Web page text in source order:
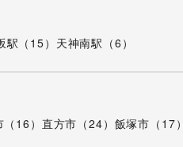
駅（15） 天神南駅（6）
16） 直方市（24） 飯塚市（17）